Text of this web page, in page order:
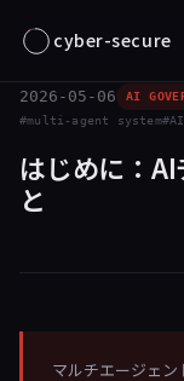
cyber-secure
2026-05-06
AI
multi-agent system
はじめに：
と
マルチエージェ